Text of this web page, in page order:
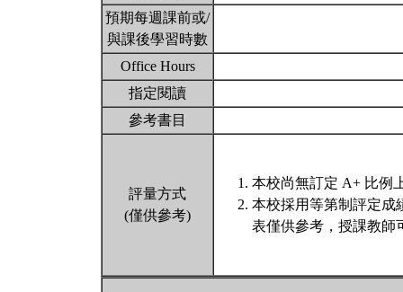
預期每週課前或/
與課後學習時數
Office Hours
指定閱讀
參考書目
評量方式
(僅供參考)
本校尚無訂定 A+ 比例
本校採用等第制評定成
表僅供參考，授課教師